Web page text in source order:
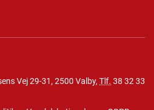
Vej 29-31, 2500 Valby, Tlf. 38 32 33